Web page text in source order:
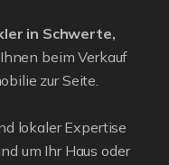
in Schwerte,
beim Verkauf
zur Seite.
lokaler Expertise
um Ihr Haus oder